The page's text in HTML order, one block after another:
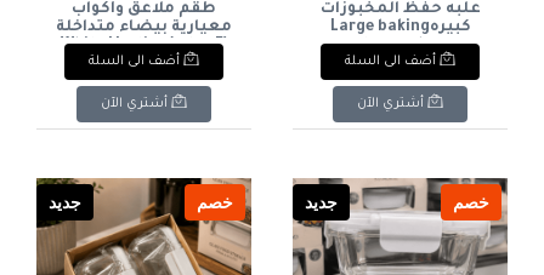
علبه حفظ المخبوزات
كبيرهLarge baking
storage box
أضف الى السلة
أشتري الآن
طقم ملاعق وأكواب
معيارية بيضاء متداخلة
(5 قطع)White Nesting
Measuring Spoons &
Cups Set (5 Pcs)
أضف الى السلة
أشتري الآن
خصم جديد خصم جديد